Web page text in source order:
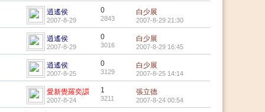
逍遙侯
2007-8-29
0
2843
白少展
2007-8-29 21:30
逍遙侯
2007-8-29
0
3016
白少展
2007-8-29 16:45
逍遙侯
2007-8-25
0
3129
白少展
2007-8-25 14:14
愛新覺羅奕譞
2007-8-24
1
3211
張立德
2007-8-24 00:54